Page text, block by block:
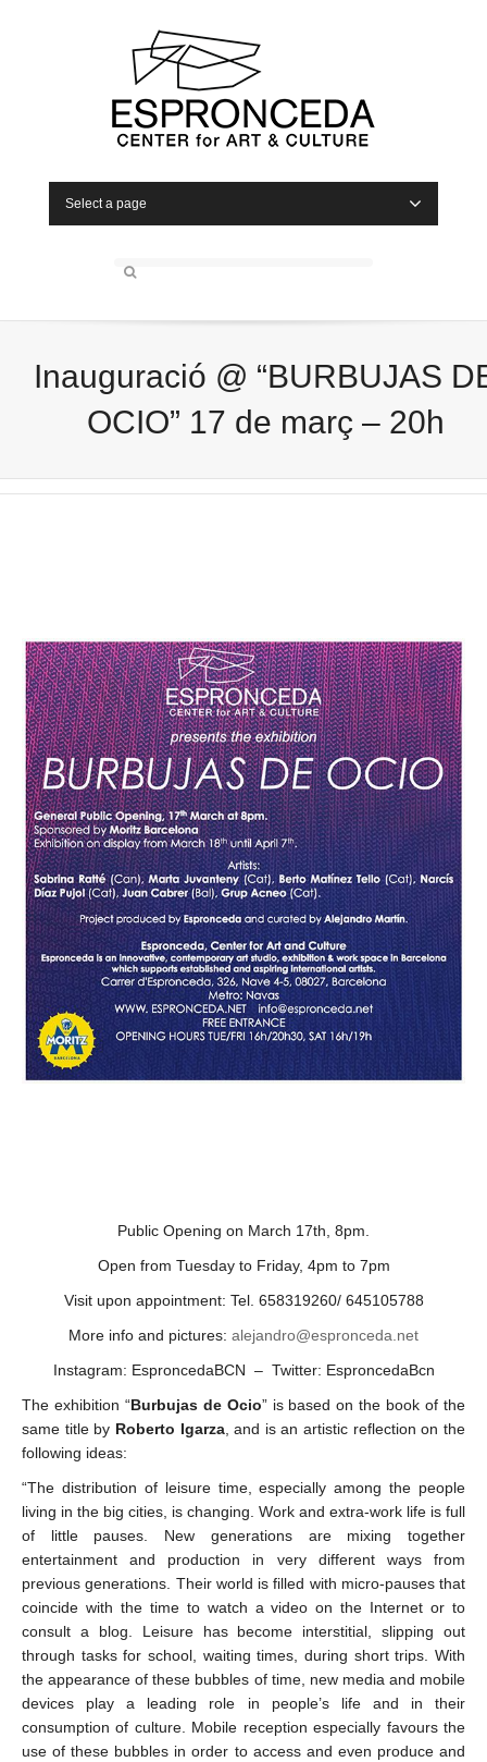
Select a page
Inauguració @ “BURBUJAS
OCIO” 17 de març – 20h
Public Opening on March 17th, 8pm.
Open from Tuesday to Friday, 4pm to 7pm
Visit upon appointment: Tel. 658319260/ 645105788
More info and pictures: alejandro@espronceda.net
Instagram: EsproncedaBCN – Twitter: EsproncedaBcn
The exhibition “Burbujas de Ocio” is based on the book of the
same title by Roberto Igarza, and is an artistic reflection on the
following ideas:
“The distribution of leisure time, especially among the people
living in the big cities, is changing. Work and extra-work life is full
of little pauses. New generations are mixing together
entertainment and production in very different ways from
previous generations. Their world is filled with micro-pauses that
coincide with the time to watch a video on the Internet or to
consult a blog. Leisure has become interstitial, slipping out
through tasks for school, waiting times, during short trips. With
the appearance of these bubbles of time, new media and mobile
devices play a leading role in people’s life and in their
consumption of culture. Mobile reception especially favours the
use of these bubbles in order to access and even produce and